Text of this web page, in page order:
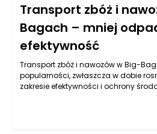
Transport zbóż i
Bagach – mniej
efektywność
Transport zbóż i nawozów w Big-
popularności, zwłaszcza w dobie
zakresie efektywności i ochrony
transportowanie znacznych ilości